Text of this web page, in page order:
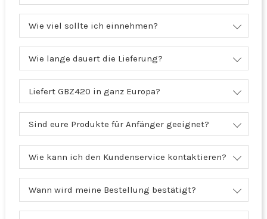
Wie viel sollte ich einnehmen?
Wie lange dauert die Lieferung?
Liefert GBZ420 in ganz Europa?
Sind eure Produkte für Anfänger geeignet?
Wie kann ich den Kundenservice kontaktieren?
Wann wird meine Bestellung bestätigt?